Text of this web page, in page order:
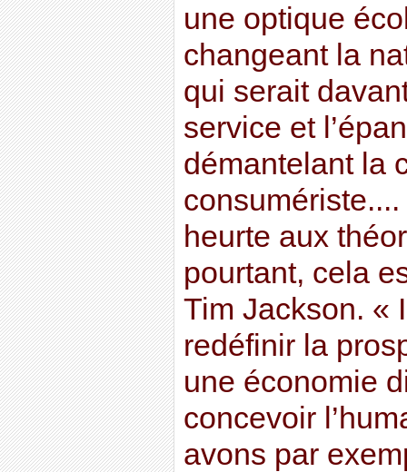
une optique
changeant la
qui serait
service et
démantelant la
heurte aux
pourtant, cela
Tim Jackson. «
redéfinir la
une économie
concevoir
avons par